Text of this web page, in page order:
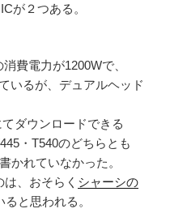
が２つある。
費電力が1200Wで、
いるが、デュアルヘッド
てダウンロードできる
・T540のどちらとも
かれていなかった。
、おそらく シャーシの
と思われる。